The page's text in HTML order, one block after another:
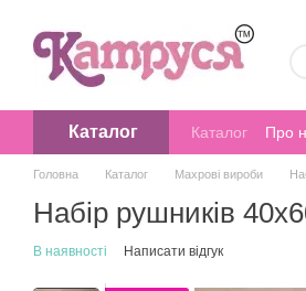
Каталог Каталог Про
Головна Каталог Махрові вироби
Набір рушників
В наявності Написати відгук